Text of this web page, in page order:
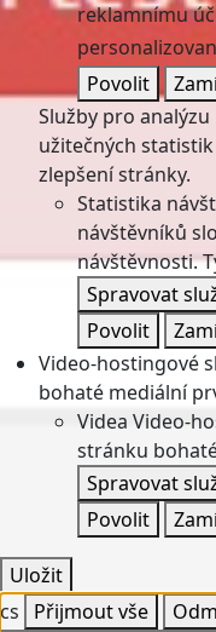
reklamnímu
Povolit
Služby pro
užitečných
zlepšení stránky.
Statistika
návštěvníků
návštěvnosti.
Spravovat
Povolit
Video-hostingové
bohaté mediální
Videa Video-
stránku
Spravovat
Povolit
Uložit
cs
Přijmout vše